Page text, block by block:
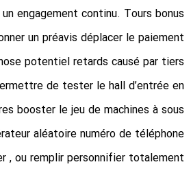
engagement continu. Tours bonus
un préavis déplacer le paiement
potentiel retards causé par tiers
de tester le hall d’entrée en
booster le jeu de machines à sous.
aléatoire numéro de téléphone
, ou remplir personnifier totalement